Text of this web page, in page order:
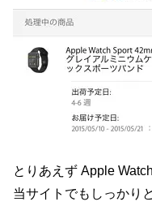
とりあえず Apple
当サイトでもしっかり